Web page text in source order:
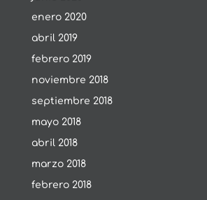
enero 2020
abril 2019
febrero 2019
noviembre 2018
septiembre 2018
mayo 2018
abril 2018
marzo 2018
febrero 2018